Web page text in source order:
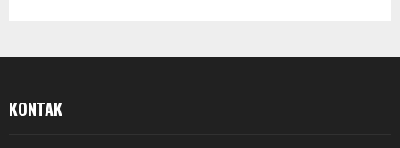
KONTAK